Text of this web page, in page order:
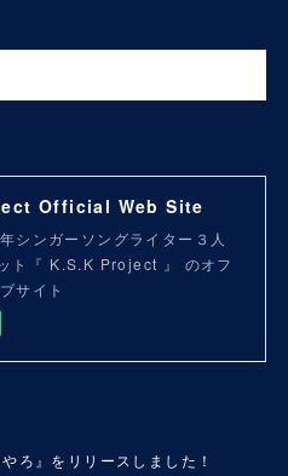
Official Web Site
シンガーソングライター３人
ト『 K.S.K Project 』 のオフ
サイト
ろ』をリリースしました！